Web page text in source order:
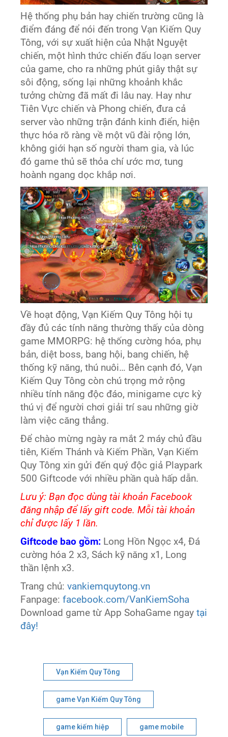
Hệ thống phụ bản hay chiến trường cũng là
điểm đáng để nói đến trong Vạn Kiếm Quy
Tông, với sự xuất hiện của Nhật Nguyệt
chiến, một hình thức chiến đấu loạn server
của game, cho ra những phút giây thật sự
sôi động, sống lại những khoảnh khắc
tưởng chừng đã mất đi lâu nay. Hay như
Tiên Vực chiến và Phong chiến, đưa cả
server vào những trận đánh kinh điển, hiện
thực hóa rõ ràng về một vũ đài rộng lớn,
không giới hạn số người tham gia, và lúc
đó game thủ sẽ thỏa chí ước mơ, tung
hoành ngang dọc khắp nơi.
Về hoạt động, Vạn Kiếm Quy Tông hội tụ
đầy đủ các tính năng thường thấy của dòng
game MMORPG: hệ thống cường hóa, phụ
bản, diệt boss, bang hội, bang chiến, hệ
thống kỹ năng, thú nuôi… Bên cạnh đó, Vạn
Kiếm Quy Tông còn chú trọng mở rộng
nhiều tính năng độc đáo, minigame cực kỳ
thú vị để người chơi giải trí sau những giờ
làm việc căng thẳng.
Để chào mừng ngày ra mắt 2 máy chủ đầu
tiên, Kiếm Thánh và Kiếm Phần, Vạn Kiếm
Quy Tông xin gửi đến quý độc giả Playpark
500 Giftcode với nhiều phần quà hấp dẫn.
Lưu ý: Bạn đọc dùng tài khoản Facebook
đăng nhập để lấy gift code. Mỗi tài khoản
chỉ được lấy 1 lần.
Giftcode bao gồm: Long Hồn Ngọc x4, Đá
cường hóa 2 x3, Sách kỹ năng x1, Long
thần lệnh x3.
Trang chủ:vankiemquytong.vn
Fanpage:facebook.com/VanKiemSoha
Download game từ App SohaGame ngaytại
đây!
Vạn Kiếm Quy Tông
game Vạn Kiếm Quy Tông
game kiếm hiệp game mobile